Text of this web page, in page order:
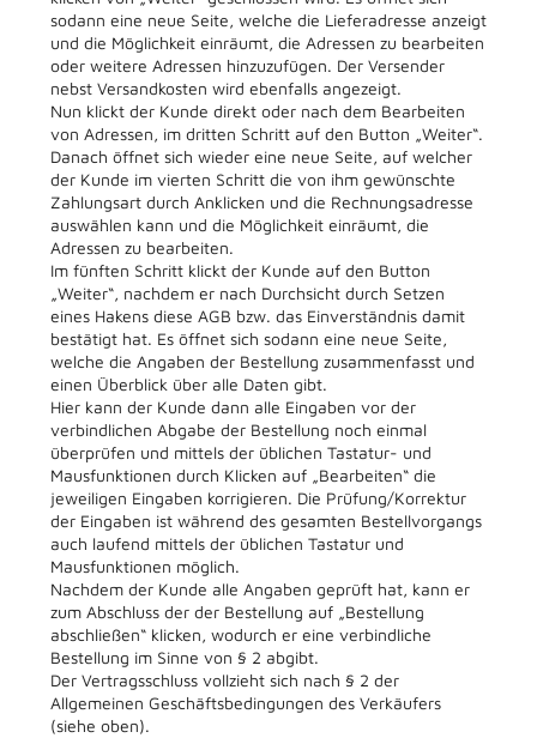
sodann eine neue Seite, welche die Lieferadresse anzeigt
und die Möglichkeit einräumt, die Adressen zu bearbeiten
oder weitere Adressen hinzuzufügen. Der Versender
nebst Versandkosten wird ebenfalls angezeigt.
Nun klickt der Kunde direkt oder nach dem Bearbeiten
von Adressen, im dritten Schritt auf den Button „Weiter“.
Danach öffnet sich wieder eine neue Seite, auf welcher
der Kunde im vierten Schritt die von ihm gewünschte
Zahlungsart durch Anklicken und die Rechnungsadresse
auswählen kann und die Möglichkeit einräumt, die
Adressen zu bearbeiten.
Im fünften Schritt klickt der Kunde auf den Button
„Weiter“, nachdem er nach Durchsicht durch Setzen
eines Hakens diese AGB bzw. das Einverständnis damit
bestätigt hat. Es öffnet sich sodann eine neue Seite,
welche die Angaben der Bestellung zusammenfasst und
einen Überblick über alle Daten gibt.
Hier kann der Kunde dann alle Eingaben vor der
verbindlichen Abgabe der Bestellung noch einmal
überprüfen und mittels der üblichen Tastatur- und
Mausfunktionen durch Klicken auf „Bearbeiten“ die
jeweiligen Eingaben korrigieren. Die Prüfung/Korrektur
der Eingaben ist während des gesamten Bestellvorgangs
auch laufend mittels der üblichen Tastatur und
Mausfunktionen möglich.
Nachdem der Kunde alle Angaben geprüft hat, kann er
zum Abschluss der der Bestellung auf „Bestellung
abschließen“ klicken, wodurch er eine verbindliche
Bestellung im Sinne von § 2 abgibt.
Der Vertragsschluss vollzieht sich nach § 2 der
Allgemeinen Geschäftsbedingungen des Verkäufers
(siehe oben).